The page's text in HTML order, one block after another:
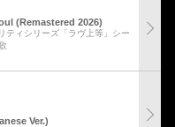
(Remastered 2026)
ティシリーズ「ラヴ上等」シー
Ver.)